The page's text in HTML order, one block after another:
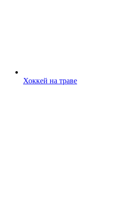
Хоккей на траве